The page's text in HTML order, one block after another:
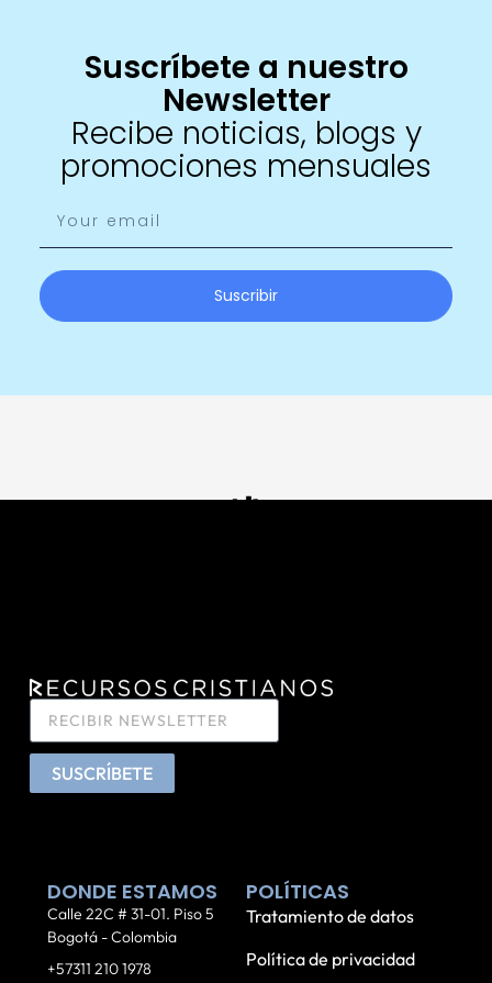
Suscríbete a nuestro
Newsletter
Recibe noticias, blogs y
promociones mensuales
Suscribir
SUSCRÍBETE
DONDE ESTAMOS
Calle 22C # 31-01. Piso 5
Bogotá - Colombia
+57311 210 1978
POLÍTICAS
Tratamiento de datos
Política de privacidad